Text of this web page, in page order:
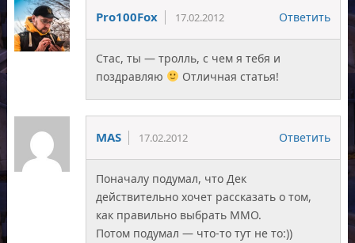
Pro100Fox 17.02.2012 Ответить
Стас, ты — тролль, с чем я тебя и
поздравляю
Отличная статья!
MAS 17.02.2012 Ответить
Поначалу подумал, что Дек
действительно хочет рассказать о том,
как правильно выбрать ММО.
Потом подумал — что-то тут не то:))